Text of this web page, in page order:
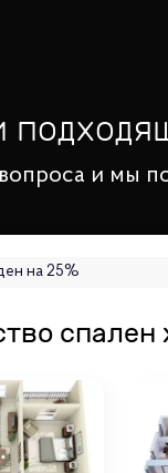
и мы
на 25%
спален